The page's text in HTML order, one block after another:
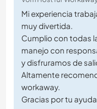
Mi experiencia
muy divertida.
Cumplio con todas
manejo con
y disfruramos de
Altamente
workaway.
Gracias por tu ayuda